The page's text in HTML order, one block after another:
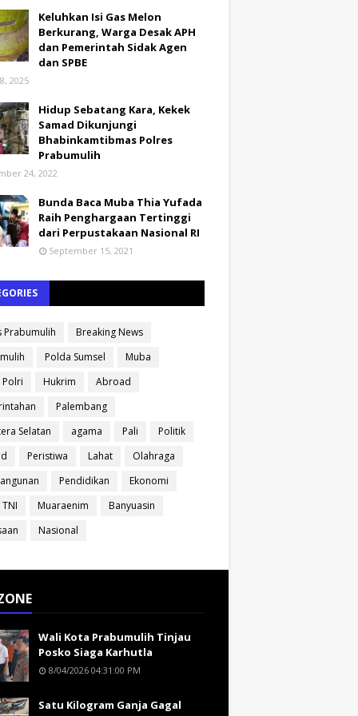
Keluhkan Isi Gas Melon
Berkurang, Warga Desak APH
dan Pemerintah Sidak Agen
dan SPBE
2025
Hidup Sebatang Kara, Kekek
Samad Dikunjungi
Bhabinkamtibmas Polres
Prabumulih
24, 2022
Bunda Baca Muba Thia Yufada
Raih Penghargaan Tertinggi
dari Perpustakaan Nasional RI
September 15, 2021
Prabumulih
Breaking News
Polda Sumsel
Muba
Hukrim
Abroad
Palembang
Selatan
agama Pali
Politik
Peristiwa Lahat
Olahraga
Pendidikan
Ekonomi
Muaraenim
Banyuasin
Nasional
Wali Kota Prabumulih Tinjau
Posko Siaga Karhutla
8/04/2026 04:31:00 PM
Satu Kilogram Ganja Gagal